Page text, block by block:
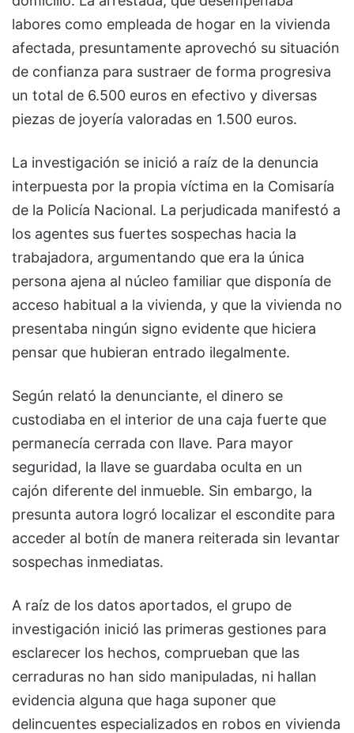
labores como empleada de hogar en la vivienda
afectada, presuntamente aprovechó su situación
de confianza para sustraer de forma progresiva
un total de 6.500 euros en efectivo y diversas
piezas de joyería valoradas en 1.500 euros.
La investigación se inició a raíz de la denuncia
interpuesta por la propia víctima en la Comisaría
de la Policía Nacional. La perjudicada manifestó a
los agentes sus fuertes sospechas hacia la
trabajadora, argumentando que era la única
persona ajena al núcleo familiar que disponía de
acceso habitual a la vivienda, y que la vivienda no
presentaba ningún signo evidente que hiciera
pensar que hubieran entrado ilegalmente.
Según relató la denunciante, el dinero se
custodiaba en el interior de una caja fuerte que
permanecía cerrada con llave. Para mayor
seguridad, la llave se guardaba oculta en un
cajón diferente del inmueble. Sin embargo, la
presunta autora logró localizar el escondite para
acceder al botín de manera reiterada sin levantar
sospechas inmediatas.
A raíz de los datos aportados, el grupo de
investigación inició las primeras gestiones para
esclarecer los hechos, comprueban que las
cerraduras no han sido manipuladas, ni hallan
evidencia alguna que haga suponer que
delincuentes especializados en robos en vivienda